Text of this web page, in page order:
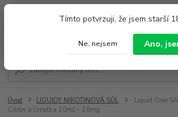
Tímto potvrzuji, že jsem starší
Ne, nejsem Ano,
Po - Pá 9:00 - 19:00 So 9:00 - 14:00
Úvod LIQUIDY NIKOTINOVÁ SŮL
Liquid Oree
Citrón a limetka 10ml - 18mg